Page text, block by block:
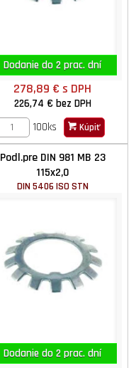
Dodanie do 2 prac. dní
278,89 €s DPH
226,74 € bez DPH
100ks
Kúpiť
Podl.pre DIN 981 MB 23
115x2,0
DIN 5406 ISO STN
Dodanie do 2 prac. dní